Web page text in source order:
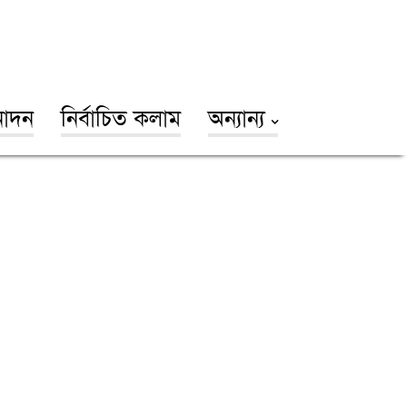
নির্বাচিত কলাম অন্যান্য